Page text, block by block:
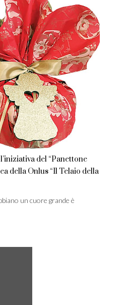
del “Panettone
della Onlus “Il Telaio della
un cuore grande è